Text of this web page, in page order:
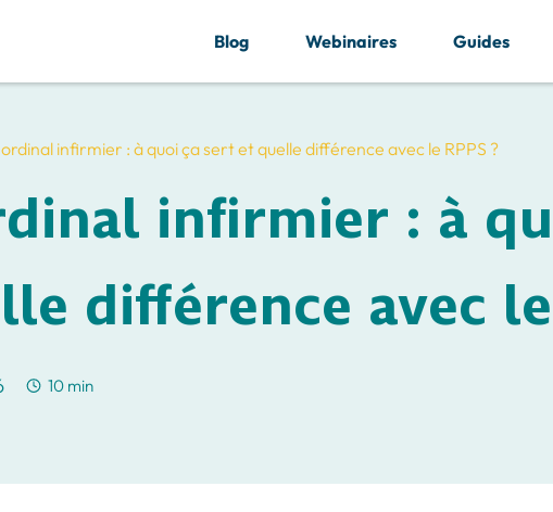
infirmier : à quoi ça sert et quelle différence avec le RPPS ?
infirmier : à
différence avec le
10 min
Blog Webinaires Guides